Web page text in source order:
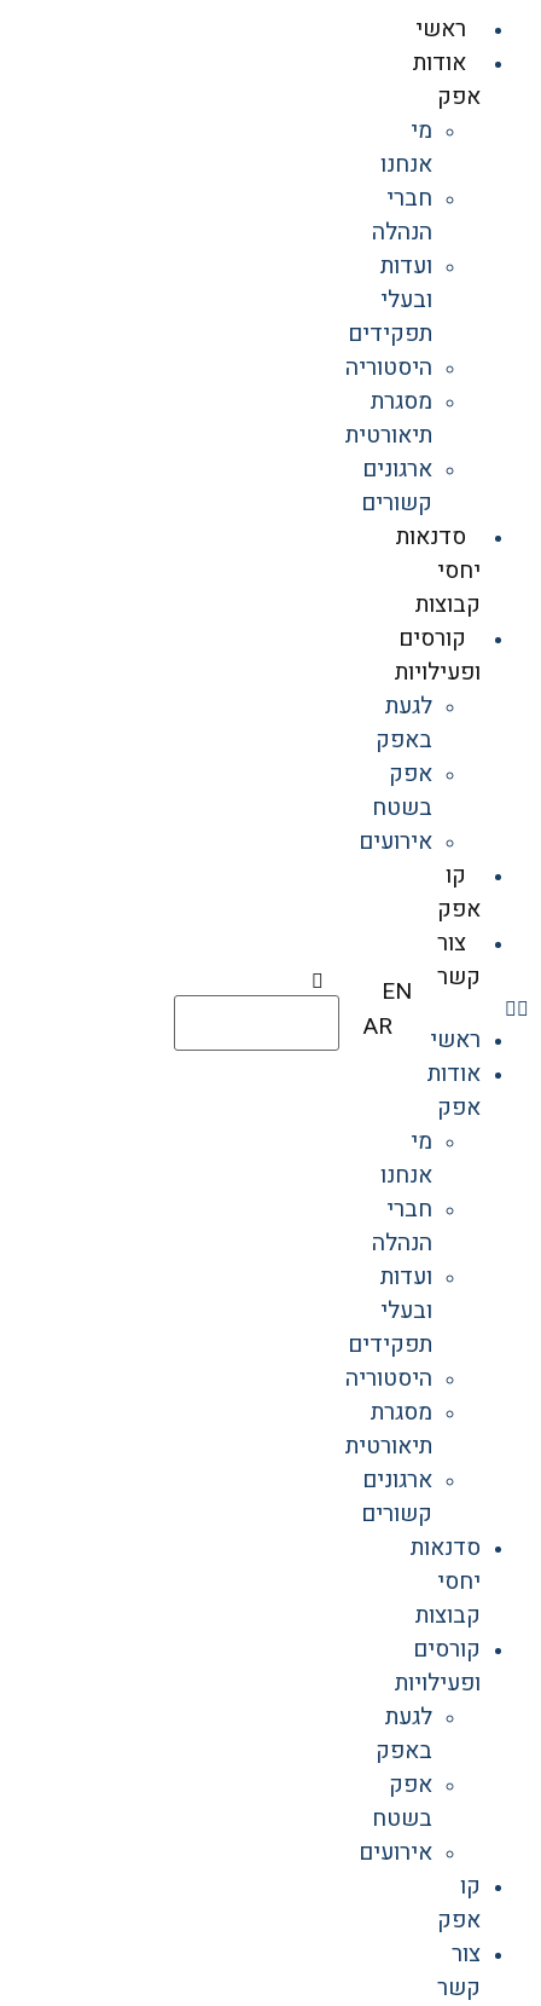
ראשי
אודות
אפק
מי
אנחנו
חברי
הנהלה
ועדות
ובעלי
תפקידים
היסטוריה
מסגרת
תיאורטית
ארגונים
קשורים
סדנאות
יחסי
קבוצות
קורסים
ופעילויות
לגעת
באפק
אפק
בשטח
אירועים
קו
אפק
צור
קשר
ראשי
אודות
אפק
מי
אנחנו
חברי
הנהלה
ועדות
ובעלי
תפקידים
היסטוריה
מסגרת
תיאורטית
ארגונים
קשורים
סדנאות
יחסי
קבוצות
קורסים
ופעילויות
לגעת
באפק
אפק
בשטח
אירועים
קו
אפק
צור
קשר
EN
AR